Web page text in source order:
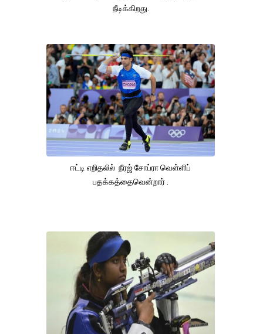
நீடிக்கிறது.
ஈட்டி எறிதலில் நீரஜ் சோப்ரா வெள்ளிப்
பதக்கத்தைவென்றார் .